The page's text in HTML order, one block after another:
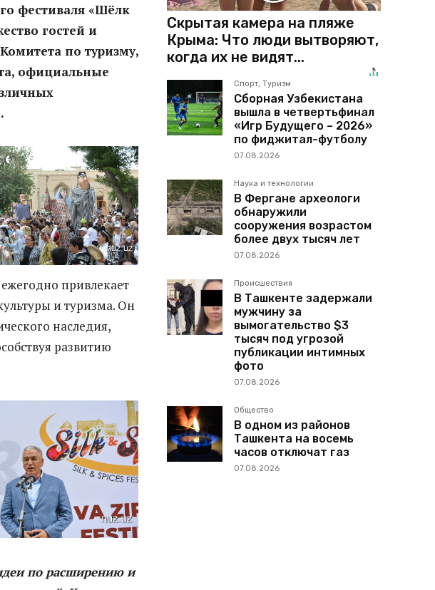
фестиваля «Шёлк
гостей и
по туризму,
официальные
привлекает
и туризма. Он
наследия,
развитию
по расширению и
Скрытая камера на пляже
Крыма: Что люди вытворяют,
когда их не видят...
Спорт, Туризм
Сборная Узбекистана
вышла в четвертьфинал
«Игр Будущего – 2026»
по фиджитал-футболу
07.08.2026
Наука и технологии
В Фергане археологи
обнаружили
сооружения возрастом
более двух тысяч лет
07.08.2026
Происшествия
В Ташкенте задержали
мужчину за
вымогательство $3
тысяч под угрозой
публикации интимных
фото
07.08.2026
Общество
В одном из районов
Ташкента на восемь
часов отключат газ
07.08.2026